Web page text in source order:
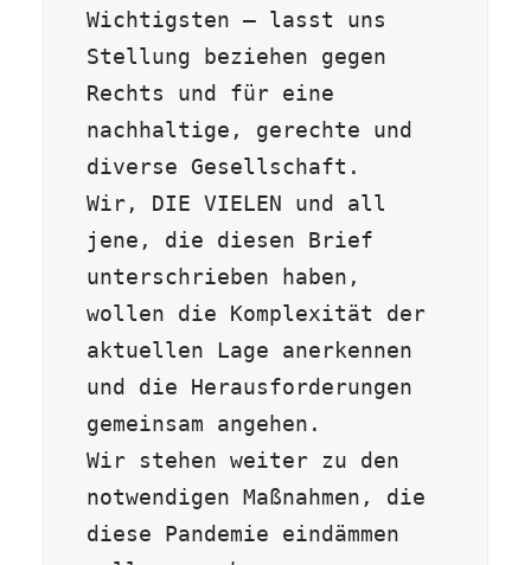
Wichtigsten – lasst uns
Stellung beziehen gegen
Rechts und für eine
nachhaltige, gerechte und
diverse Gesellschaft.
Wir, DIE VIELEN und all
jene, die diesen Brief
unterschrieben haben,
wollen die Komplexität der
aktuellen Lage anerkennen
und die Herausforderungen
gemeinsam angehen.
Wir stehen weiter zu den
notwendigen Maßnahmen, die
diese Pandemie eindämmen